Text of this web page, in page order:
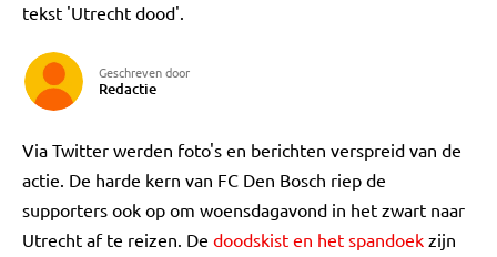
tekst 'Utrecht dood'.
Geschreven door
Redactie
Via Twitter werden foto's en berichten verspreid van de
actie. De harde kern van FC Den Bosch riep de
supporters ook op om woensdagavond in het zwart naar
Utrecht af te reizen. De doodskist en het spandoek zijn